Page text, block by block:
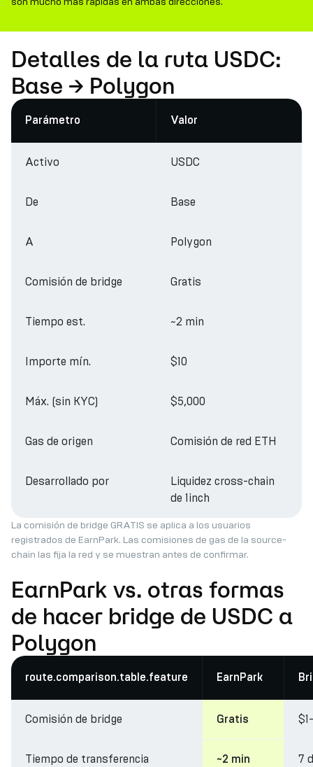
Detalles de la ruta USDC:
Base → Polygon
Parámetro Valor
Activo USDC
De Base
A Polygon
Comisión de bridge Gratis
Tiempo est. ~2 min
Importe mín. $10
Máx. (sin KYC) $5,000
Gas de origen Comisión de red ETH
Desarrollado por
Liquidez cross-chain
de 1inch
La comisión de bridge GRATIS se aplica a los usuarios
registrados de EarnPark. Las comisiones de gas de la source-
chain las fija la red y se muestran antes de confirmar.
EarnPark vs. otras formas
de hacer bridge de USDC a
Polygon
route.comparison.table.feature EarnPark
Comisión de bridge Gratis
Tiempo de transferencia ~2 min 7